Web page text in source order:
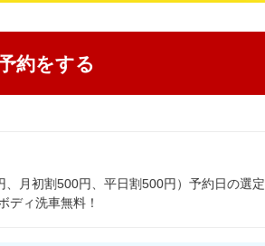
約をする
月初割500円、平日割500円）予約日の選定
ィ洗車無料！